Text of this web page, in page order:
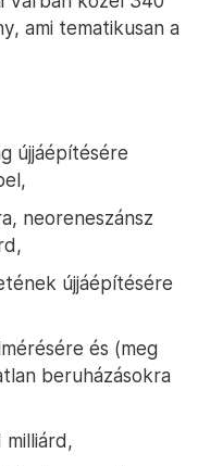
ami tematikusan a
újjáépítésére
neoreneszánsz
újjáépítésére
és (meg
beruházásokra
milliárd,